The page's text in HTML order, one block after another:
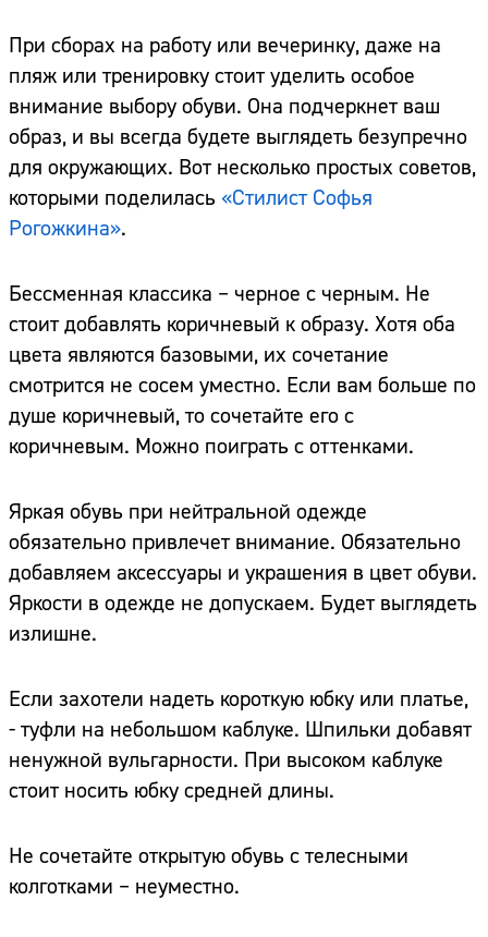
При сборах на работу или вечеринку, даже на
пляж или тренировку стоит уделить особое
внимание выбору обуви. Она подчеркнет ваш
образ, и вы всегда будете выглядеть безупречно
для окружающих. Вот несколько простых советов,
которыми поделилась «Стилист Софья
Рогожкина».
Бессменная классика – черное с черным. Не
стоит добавлять коричневый к образу. Хотя оба
цвета являются базовыми, их сочетание
смотрится не сосем уместно. Если вам больше по
душе коричневый, то сочетайте его с
коричневым. Можно поиграть с оттенками.
Яркая обувь при нейтральной одежде
обязательно привлечет внимание. Обязательно
добавляем аксессуары и украшения в цвет обуви.
Яркости в одежде не допускаем. Будет выглядеть
излишне.
Если захотели надеть короткую юбку или платье,
- туфли на небольшом каблуке. Шпильки добавят
ненужной вульгарности. При высоком каблуке
стоит носить юбку средней длины.
Не сочетайте открытую обувь с телесными
колготками – неуместно.